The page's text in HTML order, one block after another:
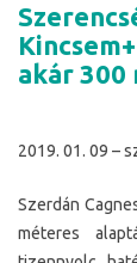
akár
2019. 01. 09 –
Szerdán
méteres